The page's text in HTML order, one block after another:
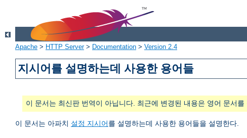
Apache > HTTP Server> Documentation > Version 2.4
지시어를 설명하는데 사용한 용어들
이 문서는 최신판 번역이 아닙니다. 최근에 변경된 내용은 영어 문서를
이 문서는 아파치 설정 지시어를 설명하는데 사용한 용어들을 설명한다.